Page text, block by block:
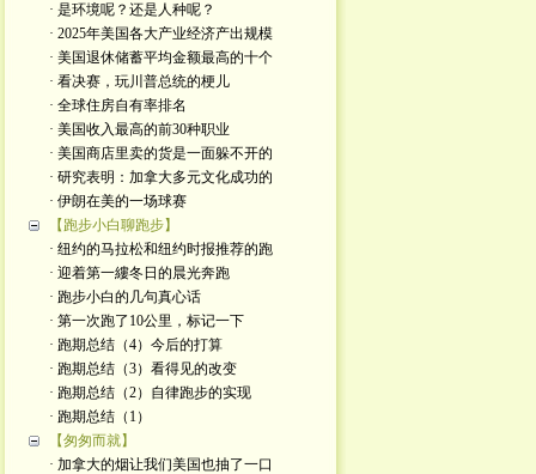
· 是环境呢？还是人种呢？
· 2025年美国各大产业经济产出规模
· 美国退休储蓄平均金额最高的十个
· 看决赛，玩川普总统的梗儿
· 全球住房自有率排名
· 美国收入最高的前30种职业
· 美国商店里卖的货是一面躲不开的
· 研究表明：加拿大多元文化成功的
· 伊朗在美的一场球赛
【跑步小白聊跑步】
· 纽约的马拉松和纽约时报推荐的跑
· 迎着第一縷冬日的晨光奔跑
· 跑步小白的几句真心话
· 第一次跑了10公里，标记一下
· 跑期总结（4）今后的打算
· 跑期总结（3）看得见的改变
· 跑期总结（2）自律跑步的实现
· 跑期总结（1）
【匆匆而就】
· 加拿大的烟让我们美国也抽了一口